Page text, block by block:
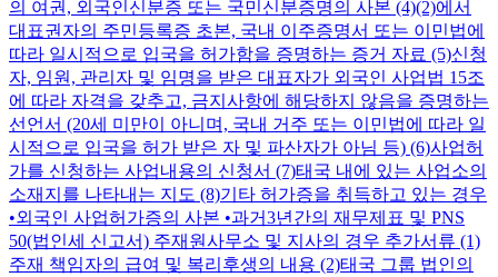
의 여권, 외국인신분증 또는 국민신분증명의 사본 (4)(2)에서
대표권자의 주민등록증 초본, 국내 이주증명서 또는 이민법에
따라 일시적으로 입국을 허가함을 증명하는 증거 자료 (5)신청
자, 임원, 관리자 및 임명을 받은 대표자가 외국인 사업법 15조
에 따라 자격을 갖추고, 금지사항에 해당하지 않음을 증명하는
선언서 (20세 미만이 아니며, 국내 거주 또는 이민법에 따라 일
시적으로 입국을 허가 받은 자 및 파산자가 아님 등) (6)사업허
가를 신청하는 사업내용의 신청서 (7)태국 내에 있는 사업소의
소재지를 나타내는 지도 (8)기타 허가증을 취득하고 있는 경우
•외국인 사업허가증의 사본 •과거3년간의 재무제표 및 PNS
50(법인세 신고서) 주재원사무소 및 지사의 경우 추가서류 (1)
주재 책임자의 급여 및 복리후생의 내용 (2)태국 그룹 법인의